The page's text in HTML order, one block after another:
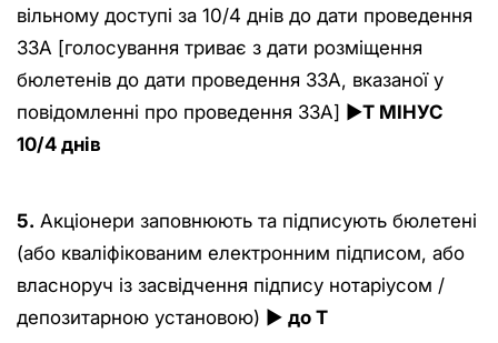
вільному доступі за 10/4 днів до дати проведення
ЗЗА [голосування триває з дати розміщення
бюлетенів до дати проведення ЗЗА, вказаної у
повідомленні про проведення ЗЗА] ►T МІНУС
10/4 днів
5. Акціонери заповнюють та підписують бюлетені
(або кваліфікованим електронним підписом, або
власноруч із засвідчення підпису нотаріусом /
депозитарною установою) ► до Т